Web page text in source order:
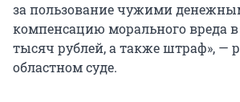
за пользование чужими
компенсацию морального вреда в
тысяч рублей, а также штраф», —
областном суде.